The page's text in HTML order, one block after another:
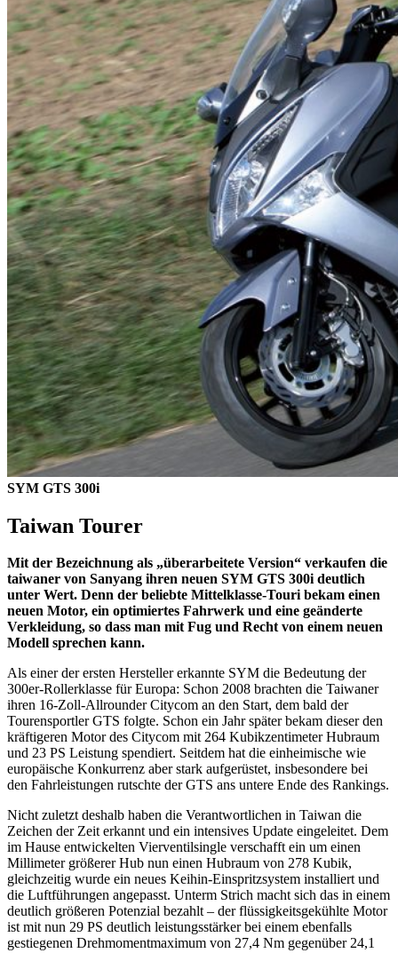
SYM GTS 300i
Taiwan Tourer
Mit der Bezeichnung als „überarbeitete Version“ verkaufen die
taiwaner von Sanyang ihren neuen SYM GTS 300i deutlich
unter Wert. Denn der beliebte Mittelklasse-Touri bekam einen
neuen Motor, ein optimiertes Fahrwerk und eine geänderte
Verkleidung, so dass man mit Fug und Recht von einem neuen
Modell sprechen kann.
Als einer der ersten Hersteller erkannte SYM die Bedeutung der
300er-Rollerklasse für Europa: Schon 2008 brachten die Taiwaner
ihren 16-Zoll-Allrounder Citycom an den Start, dem bald der
Tourensportler GTS folgte. Schon ein Jahr später bekam dieser den
kräftigeren Motor des Citycom mit 264 Kubikzentimeter Hubraum
und 23 PS Leistung spendiert. Seitdem hat die einheimische wie
europäische Konkurrenz aber stark aufgerüstet, insbesondere bei
den Fahrleistungen rutschte der GTS ans untere Ende des Rankings.
Nicht zuletzt deshalb haben die Verantwortlichen in Taiwan die
Zeichen der Zeit erkannt und ein intensives Update eingeleitet. Dem
im Hause entwickelten Vierventilsingle verschafft ein um einen
Millimeter größerer Hub nun einen Hubraum von 278 Kubik,
gleichzeitig wurde ein neues Keihin-Einspritzsystem installiert und
die Luftführungen angepasst. Unterm Strich macht sich das in einem
deutlich größeren Potenzial bezahlt – der flüssigkeitsgekühlte Motor
ist mit nun 29 PS deutlich leistungsstärker bei einem ebenfalls
gestiegenen Drehmomentmaximum von 27,4 Nm gegenüber 24,1